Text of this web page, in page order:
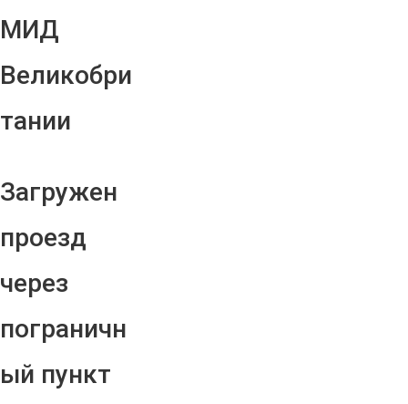
МИД
Великобри
тании
Загружен
проезд
через
пограничн
ый пункт